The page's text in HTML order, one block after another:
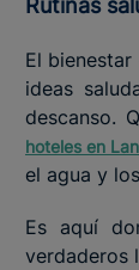
Rutinas
El
ideas
descanso.
hoteles en
el agua y
Es aquí
verdaderos